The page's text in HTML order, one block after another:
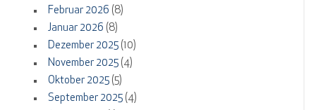
Februar 2026 (8)
Januar 2026 (8)
Dezember 2025(10)
November 2025(4)
Oktober 2025(5)
September 2025(4)